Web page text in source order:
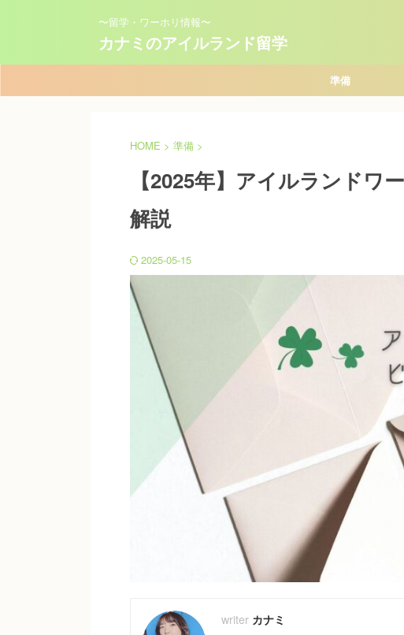
〜留学・ワーホリ情報〜
カナミのアイルランド留学
準備
HOME > 準備 >
【2025年】アイルランドワ
解説
2025-05-15
カナミ